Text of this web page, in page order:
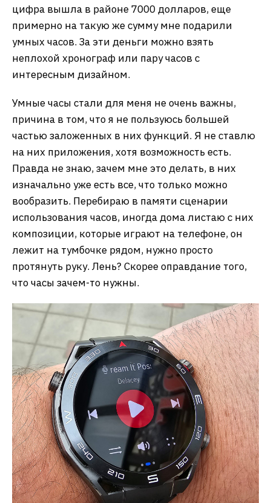
цифра вышла в районе 7000 долларов, еще
примерно на такую же сумму мне подарили
умных часов. За эти деньги можно взять
неплохой хронограф или пару часов с
интересным дизайном.
Умные часы стали для меня не очень важны,
причина в том, что я не пользуюсь большей
частью заложенных в них функций. Я не ставлю
на них приложения, хотя возможность есть.
Правда не знаю, зачем мне это делать, в них
изначально уже есть все, что только можно
вообразить. Перебираю в памяти сценарии
использования часов, иногда дома листаю с них
композиции, которые играют на телефоне, он
лежит на тумбочке рядом, нужно просто
протянуть руку. Лень? Скорее оправдание того,
что часы зачем-то нужны.